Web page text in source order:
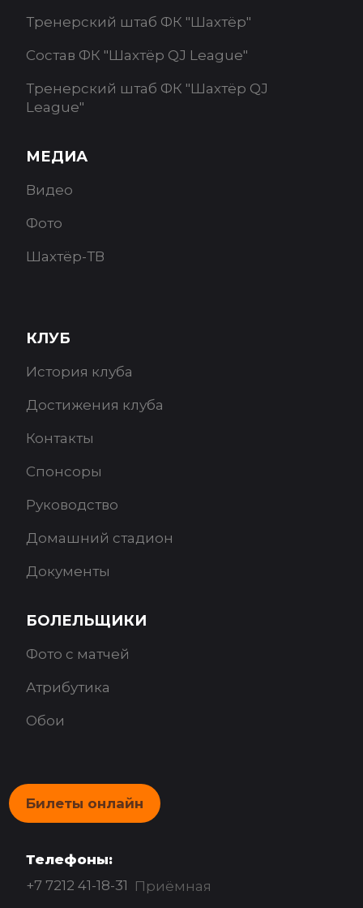
Тренерский штаб ФК "Шахтёр"
Состав ФК "Шахтёр QJ League"
Тренерский штаб ФК "Шахтёр QJ
League"
МЕДИА
Видео
Фото
Шахтёр-ТВ
КЛУБ
История клуба
Достижения клуба
Контакты
Спонсоры
Руководство
Домашний стадион
Документы
БОЛЕЛЬЩИКИ
Фото с матчей
Атрибутика
Обои
Билеты онлайн
Телефоны:
+7 7212 41-18-31 Приёмная